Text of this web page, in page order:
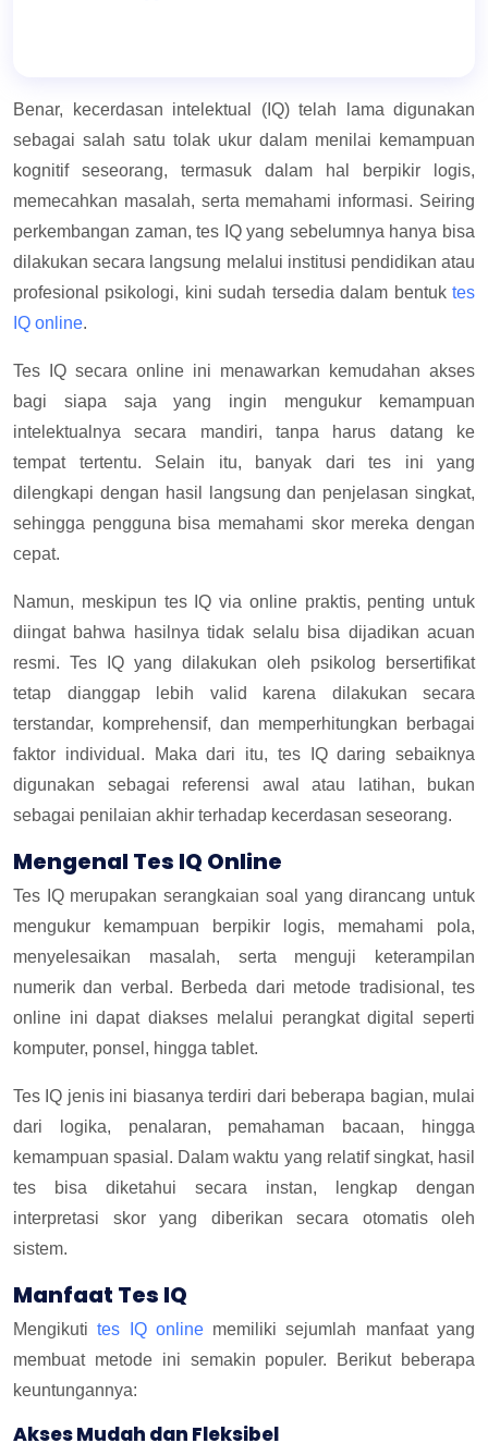
Benar, kecerdasan intelektual (IQ) telah lama digunakan
sebagai salah satu tolak ukur dalam menilai kemampuan
kognitif seseorang, termasuk dalam hal berpikir logis,
memecahkan masalah, serta memahami informasi. Seiring
perkembangan zaman, tes IQ yang sebelumnya hanya bisa
dilakukan secara langsung melalui institusi pendidikan atau
profesional psikologi, kini sudah tersedia dalam bentuk tes
IQ online.
Tes IQ secara online ini menawarkan kemudahan akses
bagi siapa saja yang ingin mengukur kemampuan
intelektualnya secara mandiri, tanpa harus datang ke
tempat tertentu. Selain itu, banyak dari tes ini yang
dilengkapi dengan hasil langsung dan penjelasan singkat,
sehingga pengguna bisa memahami skor mereka dengan
cepat.
Namun, meskipun tes IQ via online praktis, penting untuk
diingat bahwa hasilnya tidak selalu bisa dijadikan acuan
resmi. Tes IQ yang dilakukan oleh psikolog bersertifikat
tetap dianggap lebih valid karena dilakukan secara
terstandar, komprehensif, dan memperhitungkan berbagai
faktor individual. Maka dari itu, tes IQ daring sebaiknya
digunakan sebagai referensi awal atau latihan, bukan
sebagai penilaian akhir terhadap kecerdasan seseorang.
Mengenal Tes IQ Online
Tes IQ merupakan serangkaian soal yang dirancang untuk
mengukur kemampuan berpikir logis, memahami pola,
menyelesaikan masalah, serta menguji keterampilan
numerik dan verbal. Berbeda dari metode tradisional, tes
online ini dapat diakses melalui perangkat digital seperti
komputer, ponsel, hingga tablet.
Tes IQ jenis ini biasanya terdiri dari beberapa bagian, mulai
dari logika, penalaran, pemahaman bacaan, hingga
kemampuan spasial. Dalam waktu yang relatif singkat, hasil
tes bisa diketahui secara instan, lengkap dengan
interpretasi skor yang diberikan secara otomatis oleh
sistem.
Manfaat Tes IQ
Mengikutites IQ onlinememiliki sejumlah manfaat yang
membuat metode ini semakin populer. Berikut beberapa
keuntungannya:
Akses Mudah dan Fleksibel